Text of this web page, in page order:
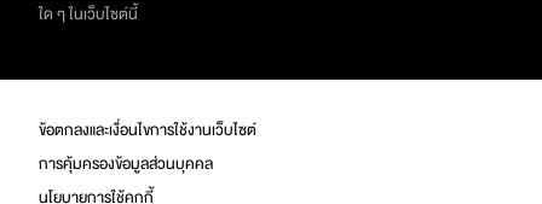
ใด ๆ ในเว็บไซต์นี้
ข้อตกลงและเงื่อนไขการใช้งานเว็บไซต์
การคุ้มครองข้อมูลส่วนบุคคล
นโยบายการใช้คุกกี้